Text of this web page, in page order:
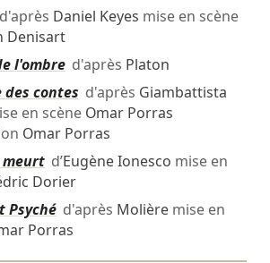
Daniel Keyes mise en scène
Denisart
l'ombred'après Platon
des contes d'après Giambattista
en scène Omar Porras
Omar Porras
meurtd’Eugène Ionesco mise en
Dorier
Psychéd'après Molièremise en
Porras